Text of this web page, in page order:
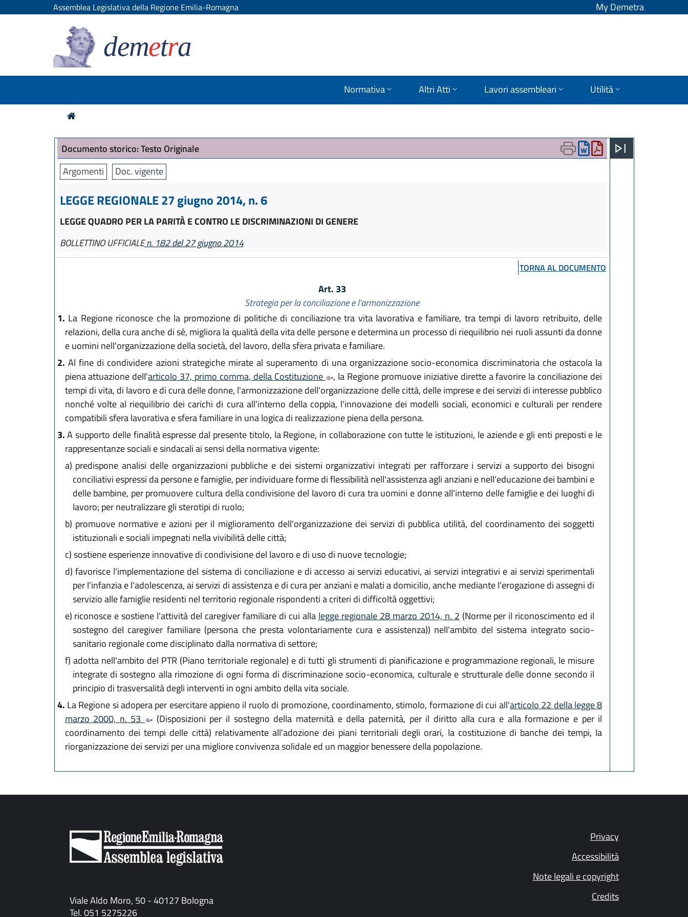
Assemblea Legislativa della Regione Emilia-Romagna My Demetra
demetra
Normativa Altri Atti Lavori assembleari Utilità
Documento storico: Testo Originale
Argomenti
Doc. vigente
LEGGE REGIONALE 27 giugno 2014, n. 6
LEGGE QUADRO PER LA PARITÀ E CONTRO LE DISCRIMINAZIONI DI GENERE
BOLLETTINO UFFICIALEn. 182 del 27 giugno 2014
TORNA AL DOCUMENTO
Art. 33
Strategia per la conciliazione e l'armonizzazione
1. La Regione riconosce che la promozione di politiche di conciliazione tra vita lavorativa e familiare, tra tempi di lavoro retribuito, delle
relazioni, della cura anche di sé, migliora la qualità della vita delle persone e determina un processo di riequilibrio nei ruoli assunti da donne
e uomini nell'organizzazione della società, del lavoro, della sfera privata e familiare.
2. Al fine di condividere azioni strategiche mirate al superamento di una organizzazione socio-economica discriminatoria che ostacola la
piena attuazione dell'articolo 37, primo comma, della Costituzione
, la Regione promuove iniziative dirette a favorire la conciliazione dei
tempi di vita, di lavoro e di cura delle donne, l'armonizzazione dell'organizzazione delle città, delle imprese e dei servizi di interesse pubblico
nonché volte al riequilibrio dei carichi di cura all'interno della coppia, l'innovazione dei modelli sociali, economici e culturali per rendere
compatibili sfera lavorativa e sfera familiare in una logica di realizzazione piena della persona.
3.A supporto delle finalità espresse dal presente titolo, la Regione, in collaborazione con tutte le istituzioni, le aziende e gli enti preposti e le
rappresentanze sociali e sindacali ai sensi della normativa vigente:
a) predispone analisi delle organizzazioni pubbliche e dei sistemi organizzativi integrati per rafforzare i servizi a supporto dei bisogni
conciliativi espressi da persone e famiglie, per individuare forme di flessibilità nell'assistenza agli anziani e nell'educazione dei bambini e
delle bambine, per promuovere cultura della condivisione del lavoro di cura tra uomini e donne all'interno delle famiglie e dei luoghi di
lavoro; per neutralizzare gli sterotipi di ruolo;
b) promuove normative e azioni per il miglioramento dell'organizzazione dei servizi di pubblica utilità, del coordinamento dei soggetti
istituzionali e sociali impegnati nella vivibilità delle città;
c)sostiene esperienze innovative di condivisione del lavoro e di uso di nuove tecnologie;
d) favorisce l'implementazione del sistema di conciliazione e di accesso ai servizi educativi, ai servizi integrativi e ai servizi sperimentali
per l'infanzia e l'adolescenza, ai servizi di assistenza e di cura per anziani e malati a domicilio, anche mediante l'erogazione di assegni di
servizio alle famiglie residenti nel territorio regionale rispondenti a criteri di difficoltà oggettivi;
e) riconosce e sostiene l'attività del caregiver familiare di cui alla legge regionale 28 marzo 2014, n. 2 (Norme per il riconoscimento ed il
sostegno del caregiver familiare (persona che presta volontariamente cura e assistenza)) nell'ambito del sistema integrato socio-
sanitario regionale come disciplinato dalla normativa di settore;
f) adotta nell'ambito del PTR (Piano territoriale regionale) e di tutti gli strumenti di pianificazione e programmazione regionali, le misure
integrate di sostegno alla rimozione di ogni forma di discriminazione socio-economica, culturale e strutturale delle donne secondo il
principio di trasversalità degli interventi in ogni ambito della vita sociale.
4. La Regione si adopera per esercitare appieno il ruolo di promozione, coordinamento, stimolo, formazione di cui all'articolo 22 della legge 8
marzo 2000, n. 53
(Disposizioni per il sostegno della maternità e della paternità, per il diritto alla cura e alla formazione e per il
coordinamento dei tempi delle città) relativamente all'adozione dei piani territoriali degli orari, la costituzione di banche dei tempi, la
riorganizzazione dei servizi per una migliore convivenza solidale ed un maggior benessere della popolazione.
Viale Aldo Moro, 50 - 40127 Bologna
Tel. 051 5275226
Privacy
Accessibilità
Note legali e copyright
Credits